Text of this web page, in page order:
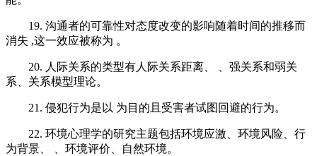
19. 沟通者的可靠性对态度改变的影响随着时间的推移而
消失 ,这一效应被称为 。
20. 人际关系的类型有人际关系距离、 、强关系和弱关
系、关系模型理论。
21. 侵犯行为是以 为目的且受害者试图回避的行为。
22. 环境心理学的研究主题包括环境应激、环境风险、行
为背景、 、环境评价、自然环境。